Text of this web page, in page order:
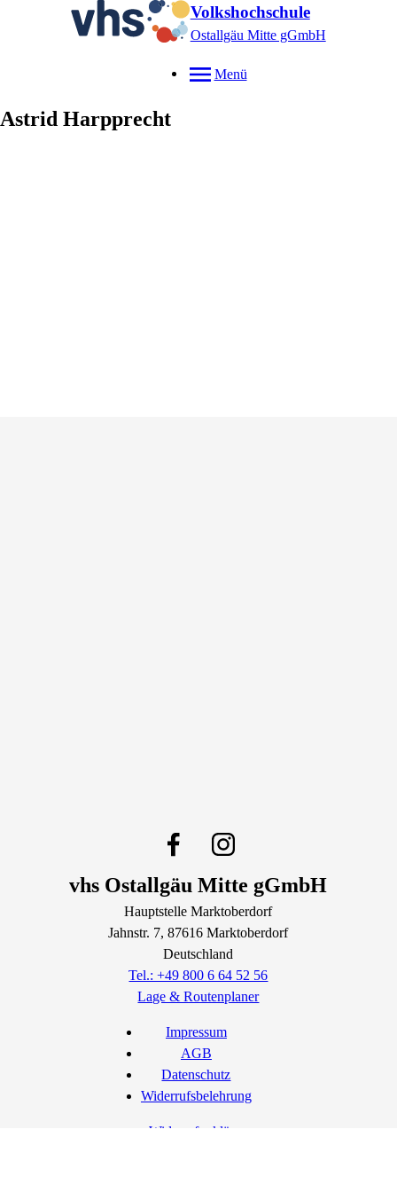
Volkshochschule
Ostallgäu Mitte gGmbH
Menü
Astrid Harpprecht
vhs Ostallgäu Mitte gGmbH
Hauptstelle Marktoberdorf
Jahnstr. 7, 87616Marktoberdorf
Deutschland
Tel.: +49 800 6 64 52 56
Lage & Routenplaner
Impressum
AGB
Datenschutz
Widerrufsbelehrung
Widerruf erklären